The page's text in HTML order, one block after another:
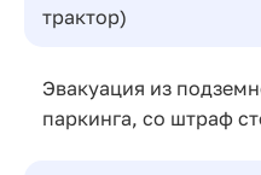
трактор)
Эвакуация из
паркинга, со штраф